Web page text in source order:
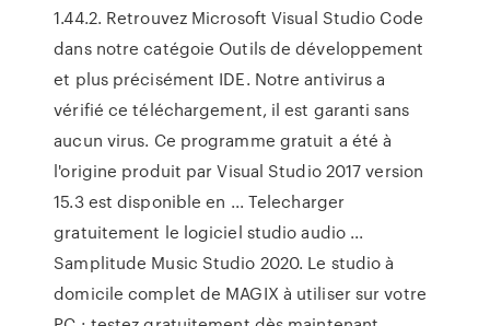
1.44.2. Retrouvez Microsoft Visual Studio Code
dans notre catégoie Outils de développement
et plus précisément IDE. Notre antivirus a
vérifié ce téléchargement, il est garanti sans
aucun virus. Ce programme gratuit a été à
l'origine produit par Visual Studio 2017 version
15.3 est disponible en ... Telecharger
gratuitement le logiciel studio audio ...
Samplitude Music Studio 2020. Le studio à
domicile complet de MAGIX à utiliser sur votre